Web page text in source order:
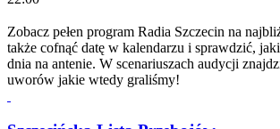
Zobacz pełen program Radia Szczecin na
także cofnąć datę w kalendarzu i sprawdzić,
dnia na antenie. W scenariuszach audycji
uworów jakie wtedy graliśmy!